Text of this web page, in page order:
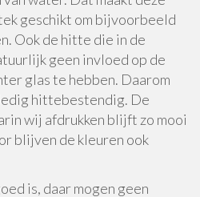
geschikt om bijvoorbeeld
Ook de hitte die in de
geen invloed op de
glas te hebben. Daarom
hittebestendig. De
wij afdrukken blijft zo mooi
blijven de kleuren ook
is, daar mogen geen